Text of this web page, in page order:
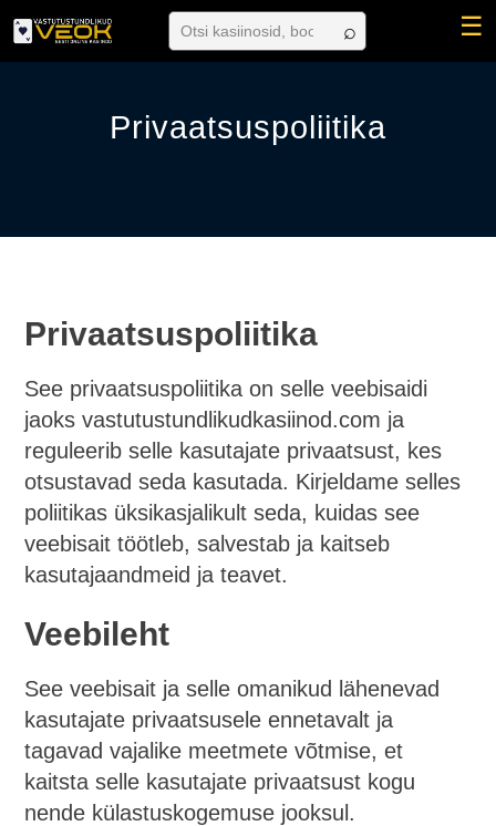
☰
Privaatsuspoliitika
Privaatsuspoliitika
See privaatsuspoliitika on selle veebisaidi
jaoks vastutustundlikudkasiinod.com ja
reguleerib selle kasutajate privaatsust, kes
otsustavad seda kasutada. Kirjeldame selles
poliitikas üksikasjalikult seda, kuidas see
veebisait töötleb, salvestab ja kaitseb
kasutajaandmeid ja teavet.
Veebileht
See veebisait ja selle omanikud lähenevad
kasutajate privaatsusele ennetavalt ja
tagavad vajalike meetmete võtmise, et
kaitsta selle kasutajate privaatsust kogu
nende külastuskogemuse jooksul.